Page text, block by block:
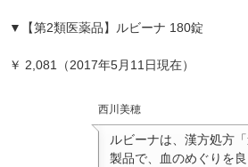
▼ 【第2類医薬品】ルビーナ 180錠
￥ 2,081（2017年5月11日現在）
西川美穂
ルビーナは、漢方処方
製品で、血のめぐりを